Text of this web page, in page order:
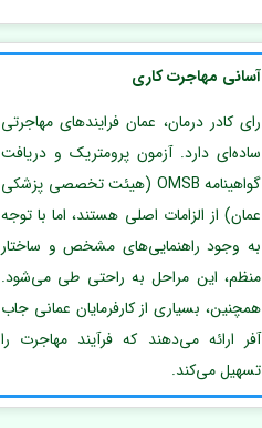
آسانی مهاجرت کاری
رای کادر درمان، عمان فرایندهای مهاجرتی
ساده‌ای دارد. آزمون پرومتریک و دریافت
گواهینامه OMSB (هیئت تخصصی پزشکی
عمان) از الزامات اصلی هستند، اما با توجه
به وجود راهنمایی‌های مشخص و ساختار
منظم، این مراحل به راحتی طی می‌شود.
همچنین، بسیاری از کارفرمایان عمانی جاب
آفر ارائه می‌دهند که فرآیند مهاجرت را
تسهیل می‌کند.